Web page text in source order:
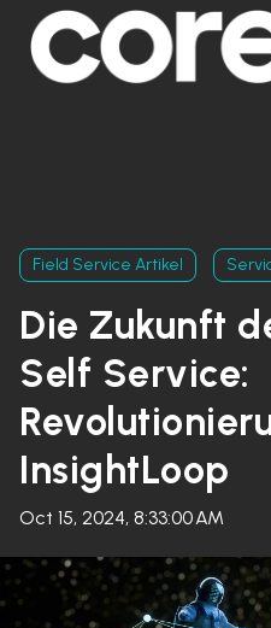
Field Service Artikel
Die Zukunft
Self Service:
InsightLoop
Oct 15, 2024, 8:33:00 AM